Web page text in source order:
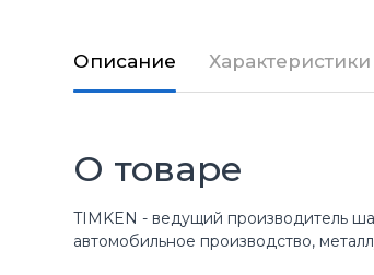
Описание Характеристики
О товаре
TIMKEN - ведущий производитель
автомобильное производство,